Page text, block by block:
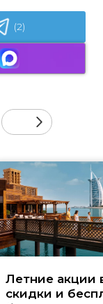
(2)
Летние акции
скидки и